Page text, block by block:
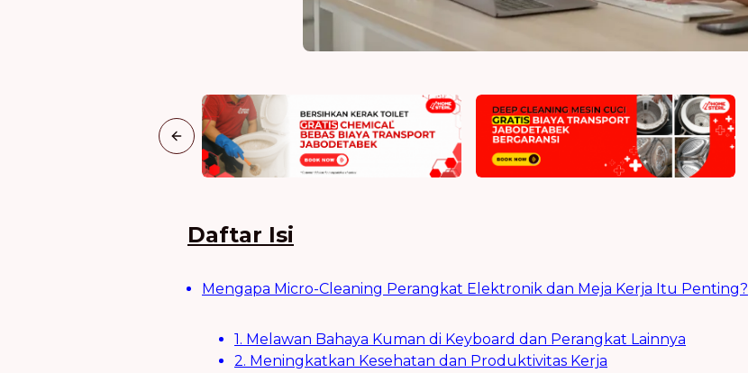
Previous slide
Daftar Isi
Mengapa Micro-Cleaning Perangkat Elektronik dan Meja Kerja Itu Penting?
1. Melawan Bahaya Kuman di Keyboard dan Perangkat Lainnya
2. Meningkatkan Kesehatan dan Produktivitas Kerja